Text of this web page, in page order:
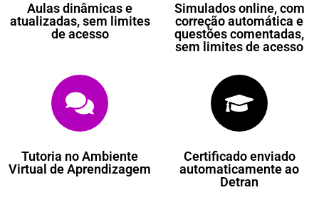
Aulas dinâmicas e
atualizadas, sem limites
de acesso
Simulados online, com
correção automática e
questões comentadas,
sem limites de acesso
Tutoria no Ambiente
Virtual de Aprendizagem
Certificado enviado
automaticamente ao
Detran